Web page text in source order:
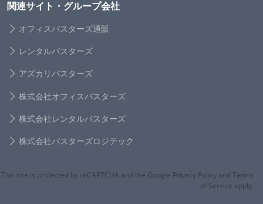
関連サイト・グループ会社
オフィスバスターズ通販
レンタルバスターズ
アズカリバスターズ
株式会社オフィスバスターズ
株式会社レンタルバスターズ
株式会社バスターズロジテック
This site is protected by reCAPTCHA and the Google Privacy Policy and Terms
of Service apply.